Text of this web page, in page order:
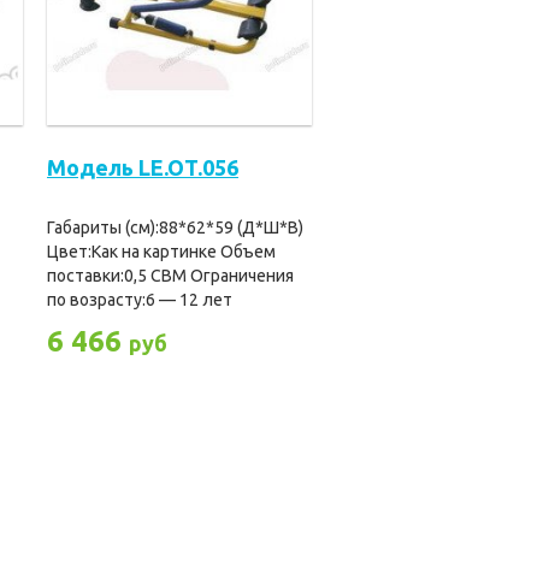
Модель LE.OT.056
Габариты (см):88*62*59 (Д*Ш*В)
Цвет:Как на картинке Объем
поставки:0,5 CBM Ограничения
по возрасту:6 — 12 лет
6 466 руб